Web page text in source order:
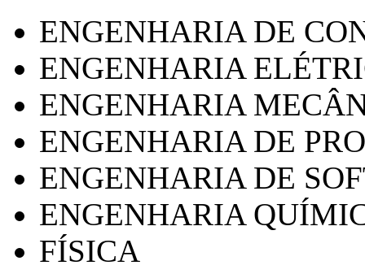
ENGENHARIA DE
ENGENHARIA
ENGENHARIA
ENGENHARIA DE
ENGENHARIA DE
ENGENHARIA
FÍSICA